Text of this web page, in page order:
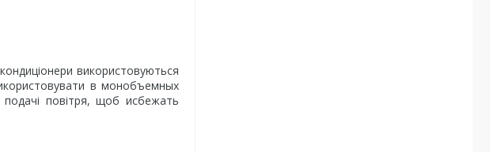
використовуються
в монобъемных
повітря, щоб исбежать